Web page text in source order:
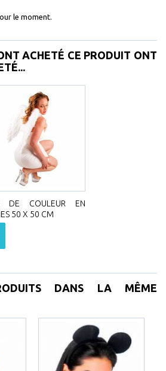
le moment.
ACHETÉ CE PRODUIT ONT
DE COULEUR EN
50 X 50 CM
DANS LA MÊME